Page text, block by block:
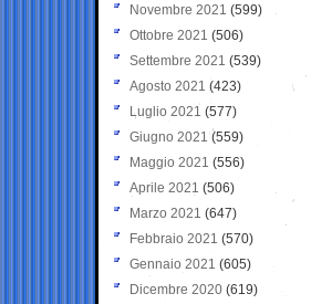
Novembre 2021 (599)
Ottobre 2021 (506)
Settembre 2021 (539)
Agosto 2021 (423)
Luglio 2021 (577)
Giugno 2021(559)
Maggio 2021 (556)
Aprile 2021 (506)
Marzo 2021 (647)
Febbraio 2021 (570)
Gennaio 2021 (605)
Dicembre 2020 (619)